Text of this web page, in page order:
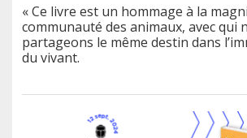
« Ce livre est un hommage à la
communauté des animaux, avec qui
partageons le même destin dans
du vivant.